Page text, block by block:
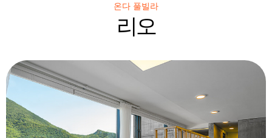
온다 풀빌라
리오